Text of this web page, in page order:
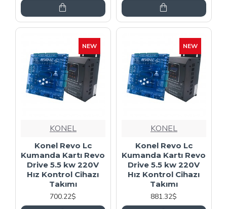
NEW
KONEL
Konel Revo Lc
Kumanda Kartı Revo
Drive 5.5 kw 220V
Hız Kontrol Cihazı
Takımı
700.22$
NEW
KONEL
Konel Revo Lc
Kumanda Kartı Revo
Drive 5.5 kw 220V
Hız Kontrol Cihazı
Takımı
881.32$